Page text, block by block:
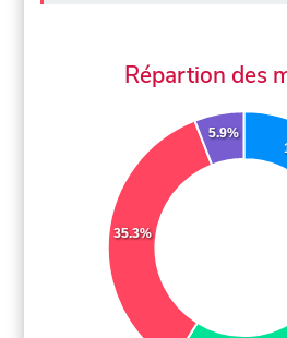
Répartion des
35.3%
5.9%